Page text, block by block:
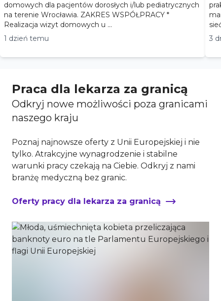
domowych dla pacjentów dorosłych i/lub pediatrycznych
na terenie Wrocławia. ZAKRES WSPÓŁPRACY *
Realizacja wizyt domowych u ...
1 dzień temu
3
Praca dla lekarza za granicą
Odkryj nowe możliwości poza granicami
naszego kraju
Poznaj najnowsze oferty z Unii Europejskiej i nie
tylko. Atrakcyjne wynagrodzenie i stabilne
warunki pracy czekają na Ciebie. Odkryj z nami
branżę medyczną bez granic.
Oferty pracy dla lekarza za granicą